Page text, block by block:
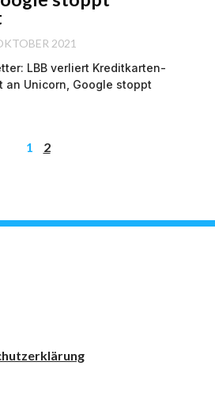
2021
LBB verliert Kreditkarten-
an Unicorn, Google stoppt
1
2